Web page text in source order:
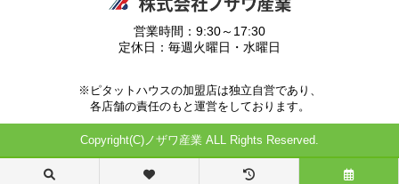
営業時間：9:30～17:30
定休日：毎週火曜日・水曜日
※ピタットハウスの加盟店は独立自営であり、
各店舗の責任のもと運営をしております。
Copyright(C)ノザワ産業 ALL Rights Reserved.